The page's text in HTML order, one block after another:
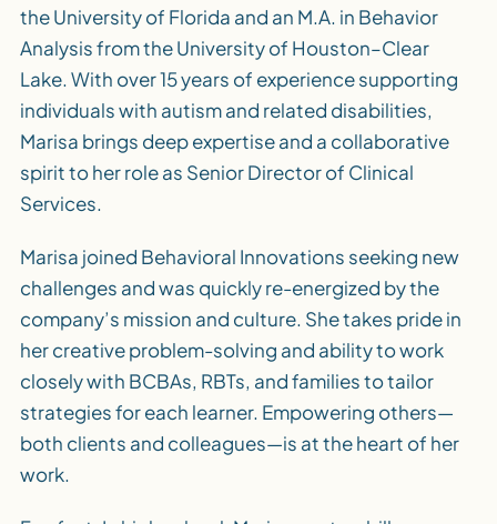
the University of Florida and an M.A. in Behavior
Analysis from the University of Houston–Clear
Lake. With over 15 years of experience supporting
individuals with autism and related disabilities,
Marisa brings deep expertise and a collaborative
spirit to her role as Senior Director of Clinical
Services.
Marisa joined Behavioral Innovations seeking new
challenges and was quickly re-energized by the
company’s mission and culture. She takes pride in
her creative problem-solving and ability to work
closely with BCBAs, RBTs, and families to tailor
strategies for each learner. Empowering others—
both clients and colleagues—is at the heart of her
work.